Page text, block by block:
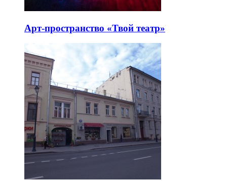
Арт-пространство «Твой театр»